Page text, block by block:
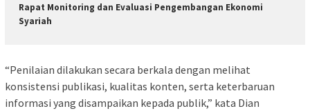
Rapat Monitoring dan Evaluasi Pengembangan Ekonomi
Syariah
“Penilaian dilakukan secara berkala dengan melihat
konsistensi publikasi, kualitas konten, serta keterbaruan
informasi yang disampaikan kepada publik,” kata Dian